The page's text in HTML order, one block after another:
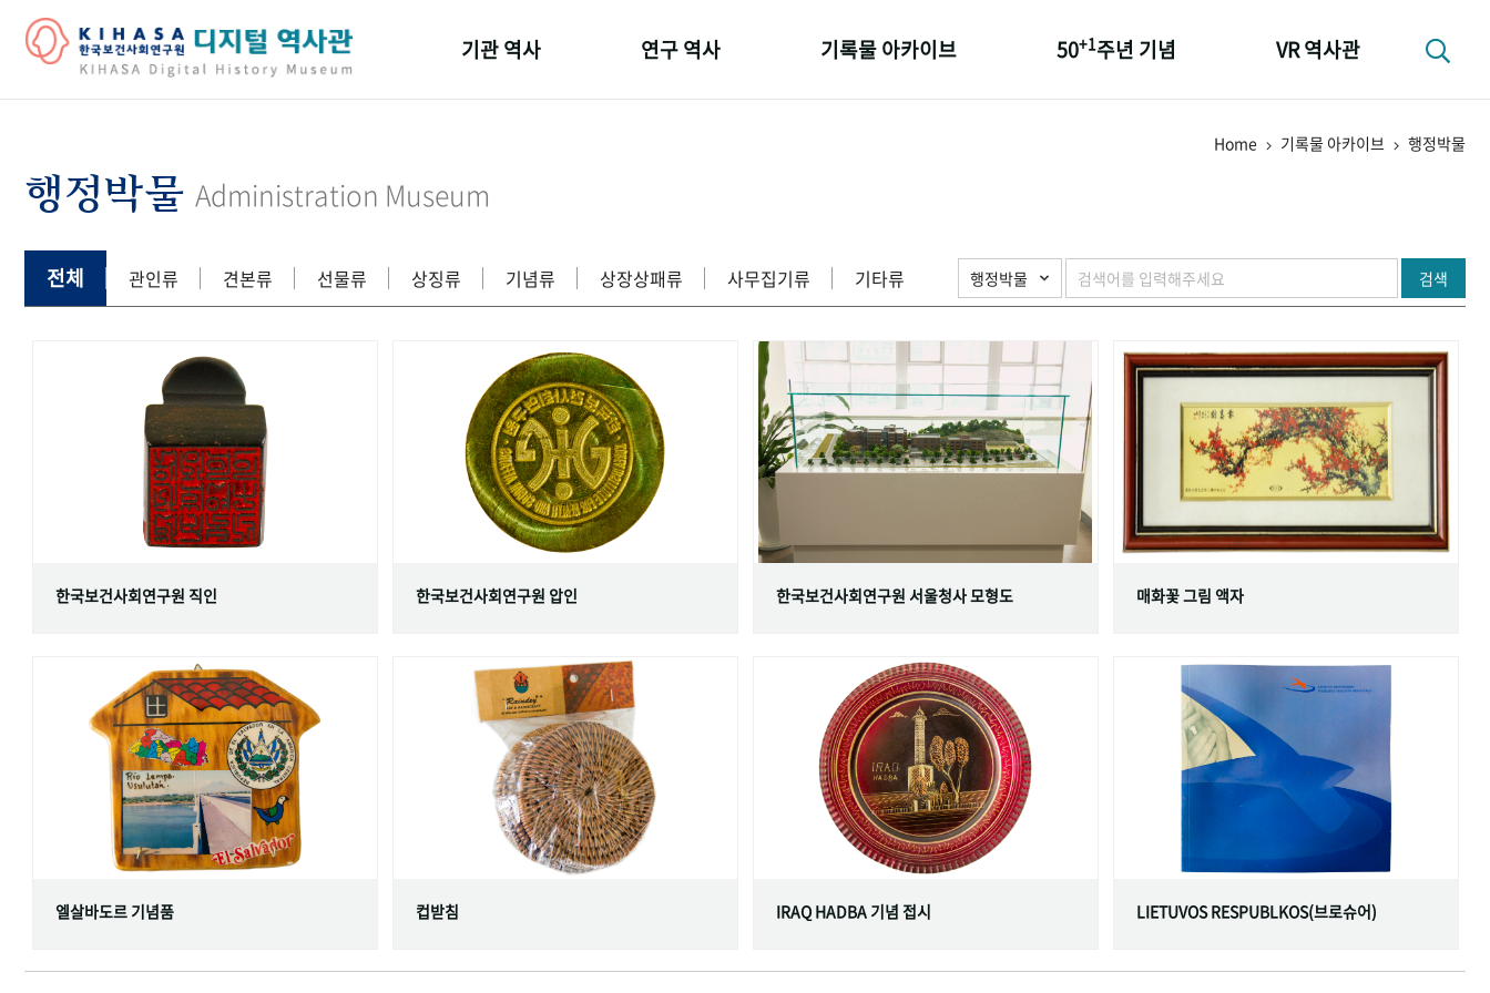
기관 역사
연구원 사람들
연구 역사
간행물 변천사
기록물 아카이브
영상 기록물
50+1주년 기념
세계와 함께 한 KIHASA
VR 역사관
Home 기록물 아카이브 행정박물
행정박물 Administration Museum
전체 관인류 견본류 선물류 상징류 기념류 상장상패류 사무집기류 기타류 검색
한국보건사회연구원 직인 한국보건사회연구원 압인 한국보건사회연구원 서울청사 모형도 매화꽃 그림 액자
엘살바도르 기념품 컵받침 IRAQ HADBA 기념 접시 LIETUVOS RESPUBLKOS(브로슈어)